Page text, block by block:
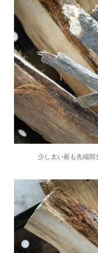
少し太い薪も先端部